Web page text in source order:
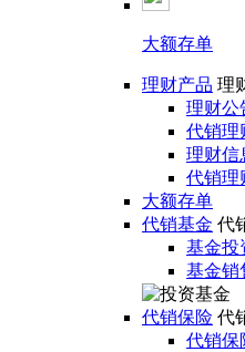
大额存单
理财产品 理
理财公
代销理
理财信
代销理
大额存单
代销基金 代
基金投
基金销
代销保险 代
代销保